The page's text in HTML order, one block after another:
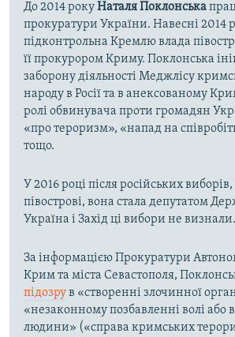
До 2014 рокуНаталя Поклонська
прокуратури України. Навесні 2014
підконтрольна Кремлю влада
її прокурором Криму. Поклонська
заборону діяльності Меджлісу
народу в Росії та в анексованому
ролі обвинувача проти громадян
«про тероризм», «напад на
тощо.
У 2016 році після російських
півострові, вона стала депутатом
Україна і Захід ці вибори не визнали.
За інформацією Прокуратури
Крим та міста Севастополя,
підозрув «створенні злочинної
«незаконному позбавленні волі або
людини» («справа кримських